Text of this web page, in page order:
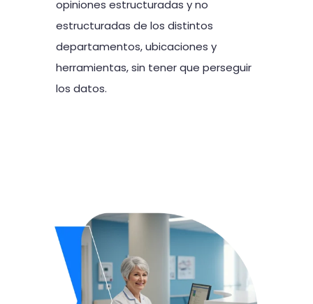
opiniones estructuradas y no
estructuradas de los distintos
departamentos, ubicaciones y
herramientas, sin tener que perseguir
los datos.